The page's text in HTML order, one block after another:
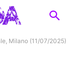
Milano (11/07/2025)